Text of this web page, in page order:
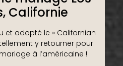
Californie
et adopté le » Californian
y retourner pour
à l’américaine !